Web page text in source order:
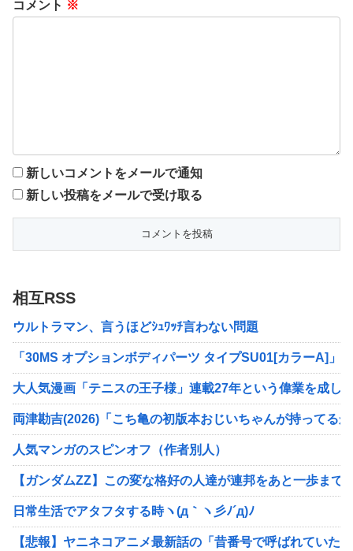
コメント ※
新しいコメントをメールで通知
新しい投稿をメールで受け取る
相互RSS
ウルトラマン、言うほどｼｭﾜｯﾁ言わない問題
「30MS オプションボディパーツ タイプSU01[カラーA]」
大人気漫画「テニスの王子様」連載27年という偉業を成し
両津勘吉(2026)「こち亀の初版本おじいちゃんが持ってる
人気マンガのスピンオフ（作者別人）
【ガンダムZZ】この変な格好の人達が連邦をあと一歩まで
日常生活でアタフタする時ヽ(д｀ヽ彡ﾉ´д)ﾉ
【悲報】ヤニネコアニメ最新話の「昔番号で呼ばれていた